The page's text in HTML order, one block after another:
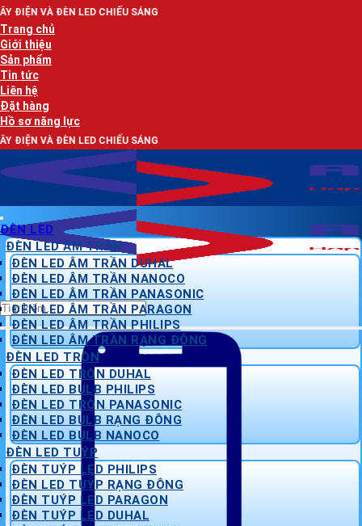
Bỏ
qua
nội
dung
CHIẾU SÁNG
Trang chủ
Giới thiệu
Sản phẩm
Tin tức
Liên hệ
Đặt hàng
Hồ sơ năng lực
CHIẾU SÁNG
Tìm
kiếm:
ĐÈN LED
ĐÈN LED ÂM TRẦN
ĐÈN LED ÂM TRẦN DUHAL
ĐÈN LED ÂM TRẦN NANOCO
ĐÈN LED ÂM TRẦN PANASONIC
ĐÈN LED ÂM TRẦN PARAGON
ĐÈN LED ÂM TRẦN PHILIPS
ĐÈN LED ÂM TRẦN RẠNG ĐÔNG
ĐÈN LED TRÒN
ĐÈN LED TRÒN DUHAL
ĐÈN LED BULB PHILIPS
ĐÈN LED TRÒN PANASONIC
ĐÈN LED BULB RẠNG ĐÔNG
ĐÈN LED BULB NANOCO
ĐÈN LED TUÝP
ĐÈN TUÝP LED PHILIPS
ĐÈN LED TUÝP RẠNG ĐÔNG
ĐÈN TUÝP LED PARAGON
ĐÈN TUÝP LED DUHAL